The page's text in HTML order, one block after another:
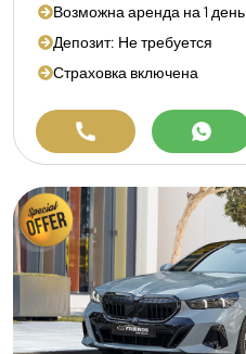
Возможна аренда на 1 день
Депозит: Не требуется
Страховка включена